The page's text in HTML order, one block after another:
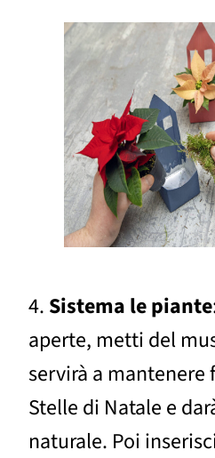
4. Sistema le piante
aperte, metti del
servirà a mantenere
Stelle di Natale e
naturale. Poi